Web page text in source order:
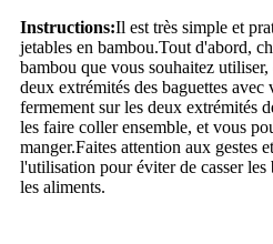
Instructions:Il est très simple et
jetables en bambou.Tout d'abord,
bambou que vous souhaitez
deux extrémités des baguettes
fermement sur les deux extrémités
les faire coller ensemble, et vous
manger.Faites attention aux gestes
l'utilisation pour éviter de casser les
les aliments.